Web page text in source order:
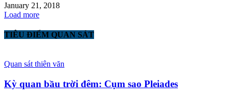
January 21, 2018
Load more
TIÊU ĐIỂM QUAN SÁT
Quan sát thiên văn
Kỳ quan bầu trời đêm: Cụm sao Pleiades